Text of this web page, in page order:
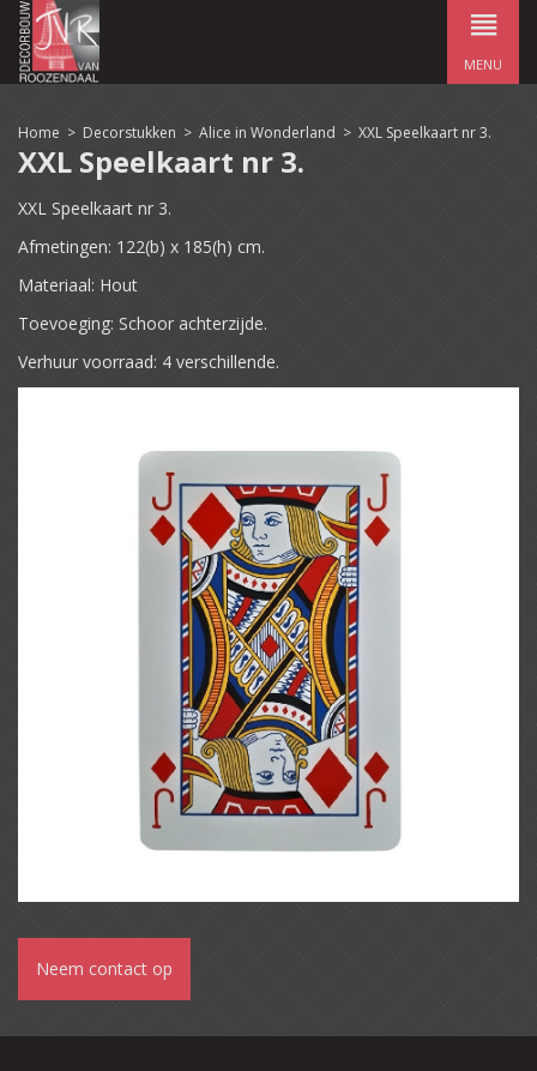
MENU
Home > Decorstukken > Alice in Wonderland > XXL Speelkaart nr 3.
XXL Speelkaart nr 3.
XXL Speelkaart nr 3.
Afmetingen: 122(b) x 185(h) cm.
Materiaal: Hout
Toevoeging: Schoor achterzijde.
Verhuur voorraad: 4 verschillende.
Neem contact op